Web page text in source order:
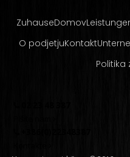
ZuhauseDomov
O podjetjuKontakt
Politika